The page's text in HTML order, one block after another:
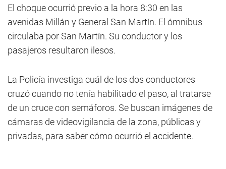
El choque ocurrió previo a la hora 8:30 en las
avenidas Millán y General San Martín. El ómnibus
circulaba por San Martín. Su conductor y los
pasajeros resultaron ilesos.
La Policía investiga cuál de los dos conductores
cruzó cuando no tenía habilitado el paso, al tratarse
de un cruce con semáforos. Se buscan imágenes de
cámaras de videovigilancia de la zona, públicas y
privadas, para saber cómo ocurrió el accidente.